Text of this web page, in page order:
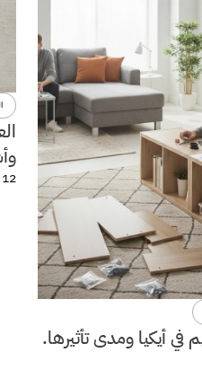
في أيكيا ومدى تأثيرها.
12 سبتمبر 2017